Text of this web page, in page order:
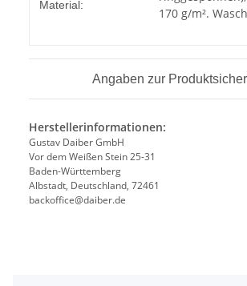
Material:
170 g/m².
Angaben zur
Herstellerinformationen:
Gustav Daiber GmbH
Vor dem Weißen Stein 25-31
Baden-Württemberg
Albstadt, Deutschland, 72461
backoffice@daiber.de